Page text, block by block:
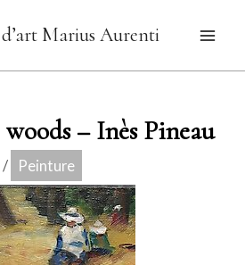
Marius Aurenti
– Inès Pineau
/ Peinture